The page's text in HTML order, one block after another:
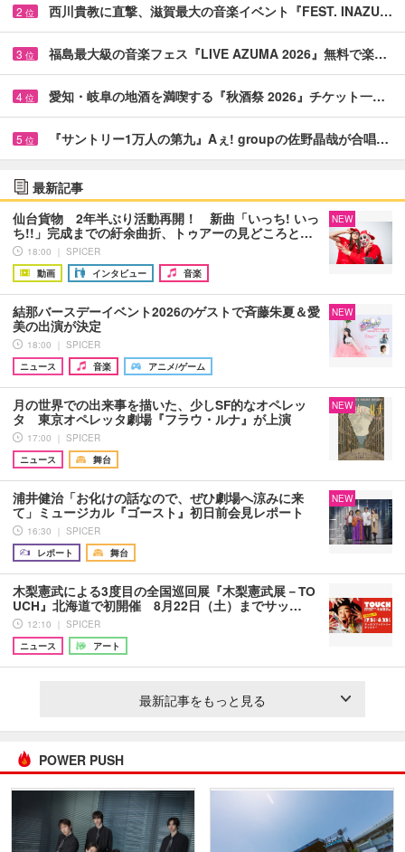
2 位 西川貴教に直撃、滋賀最大の音楽イベント『FEST. INAZU…
3 位 福島最大級の音楽フェス『LIVE AZUMA 2026』無料で楽…
4 位 愛知・岐阜の地酒を満喫する『秋酒祭 2026』チケット一…
5 位 『サントリー1万人の第九』Aぇ! groupの佐野晶哉が合唱…
最新記事
仙台貨物 2年半ぶり活動再開！ 新曲「いっち! いっ
ち!!」完成までの紆余曲折、トゥアーの見どころと…
18:00 ｜ SPICER
動画
インタビュー 音楽
NEW
結那バースデーイベント2026のゲストで斉藤朱夏＆愛
美の出演が決定
18:00 ｜ SPICER
ニュース
音楽 アニメ/ゲーム
NEW
月の世界での出来事を描いた、少しSF的なオペレッ
タ 東京オペレッタ劇場『フラウ・ルナ』が上演
17:00 ｜ SPICER
ニュース
舞台
NEW
浦井健治「お化けの話なので、ぜひ劇場へ涼みに来
て」ミュージカル『ゴースト』初日前会見レポート
16:30 ｜ SPICER
レポート
舞台
NEW
木梨憲武による3度目の全国巡回展『木梨憲武展－TO
UCH』北海道で初開催 8月22日（土）までサッ…
12:10 ｜ SPICER
ニュース
アート
最新記事をもっと見る
POWER PUSH